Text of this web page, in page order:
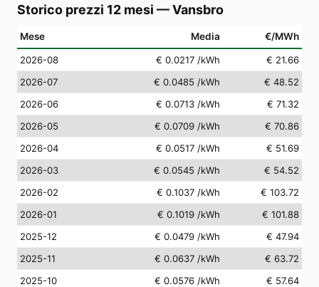
Storico prezzi 12 mesi —Vansbro
Mese Media €/MWh
2026-08 € 0.0217 /kWh
€ 21.66
2026-07
€ 0.0485 /kWh
€ 48.52
2026-06
€ 0.0713 /kWh
€ 71.32
2026-05
€ 0.0709 /kWh
€ 70.86
2026-04
€ 0.0517 /kWh
€ 51.69
2026-03
€ 0.0545 /kWh
€ 54.52
2026-02
€ 0.1037 /kWh
€ 103.72
2026-01
€ 0.1019 /kWh
€ 101.88
2025-12
€ 0.0479 /kWh
€ 47.94
2025-11
€ 0.0637 /kWh
€ 63.72
2025-10
€ 0.0576 /kWh
€ 57.64